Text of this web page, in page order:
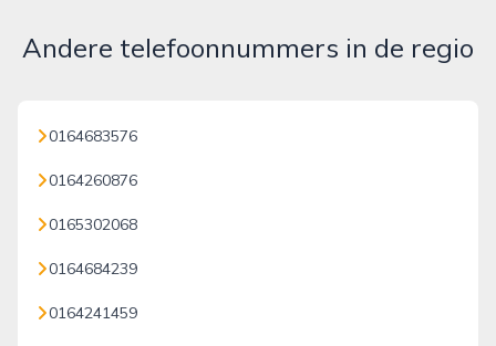
Andere telefoonnummers in de regio
0164683576
0164260876
0165302068
0164684239
0164241459